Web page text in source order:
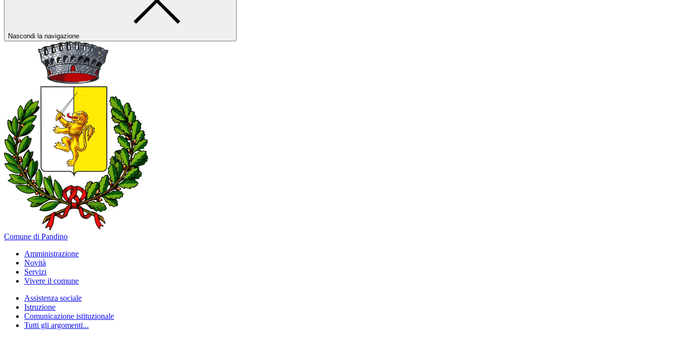
Nascondi la navigazione
Comune di Pandino
Amministrazione
Novità
Servizi
Vivere il comune
Assistenza sociale
Istruzione
Comunicazione istituzionale
Tutti gli argomenti...